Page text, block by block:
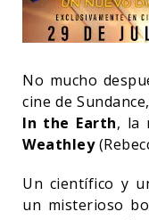
No mucho
cine de Sundance,
In the Earth, la
Weathley
Un científico y
un misterioso